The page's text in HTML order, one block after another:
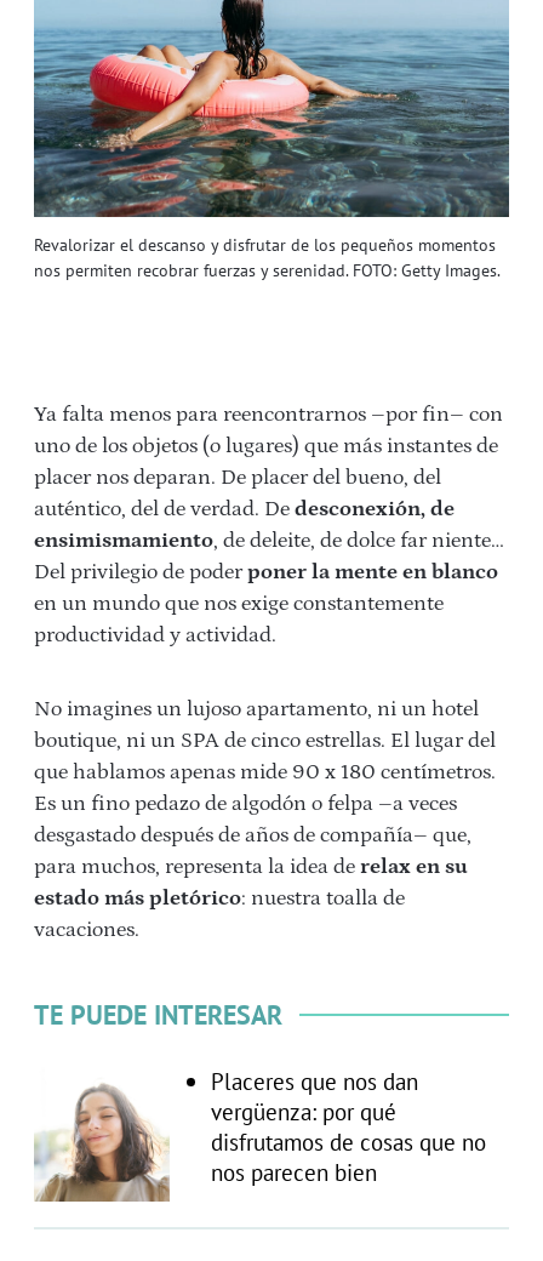
Revalorizar el descanso y disfrutar de los pequeños momentos
nos permiten recobrar fuerzas y serenidad. FOTO: Getty Images.
Ya falta menos para reencontrarnos –por fin– con
uno de los objetos (o lugares) que más instantes de
placer nos deparan. De placer del bueno, del
auténtico, del de verdad. De desconexión, de
ensimismamiento, de deleite, de dolce far niente…
Del privilegio de poderponer la mente en blanco
en un mundo que nos exige constantemente
productividad y actividad.
No imagines un lujoso apartamento, ni un hotel
boutique, ni un SPA de cinco estrellas. El lugar del
que hablamos apenas mide 90 x 180 centímetros.
Es un fino pedazo de algodón o felpa –a veces
desgastado después de años de compañía– que,
para muchos, representa la idea de relax en su
estado más pletórico: nuestra toalla de
vacaciones.
TE PUEDE INTERESAR
Placeres que nos dan
vergüenza: por qué
disfrutamos de cosas que no
nos parecen bien